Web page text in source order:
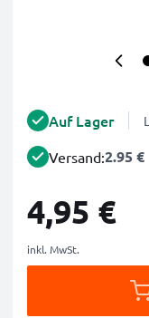
Auf Lager
Versand:2.95 €
4,95 €
inkl. MwSt.